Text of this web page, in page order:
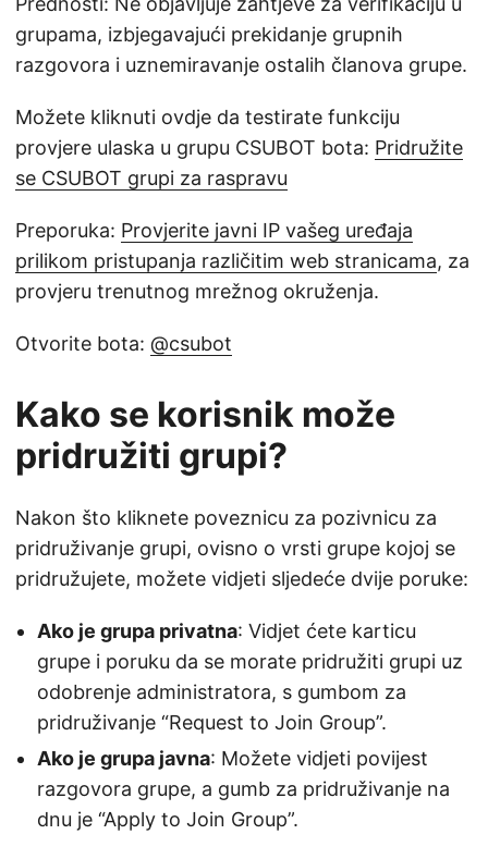
grupama, izbjegavajući prekidanje grupnih
razgovora i uznemiravanje ostalih članova grupe.
Možete kliknuti ovdje da testirate funkciju
provjere ulaska u grupu CSUBOT bota: Pridružite
se CSUBOT grupi za raspravu
Preporuka: Provjerite javni IP vašeg uređaja
prilikom pristupanja različitim web stranicama, za
provjeru trenutnog mrežnog okruženja.
Otvorite bota: @csubot
Kako se korisnik može
pridružiti grupi?
Nakon što kliknete poveznicu za pozivnicu za
pridruživanje grupi, ovisno o vrsti grupe kojoj se
pridružujete, možete vidjeti sljedeće dvije poruke:
Ako je grupa privatna: Vidjet ćete karticu
grupe i poruku da se morate pridružiti grupi uz
odobrenje administratora, s gumbom za
pridruživanje “Request to Join Group”.
Ako je grupa javna: Možete vidjeti povijest
razgovora grupe, a gumb za pridruživanje na
dnu je “Apply to Join Group”.